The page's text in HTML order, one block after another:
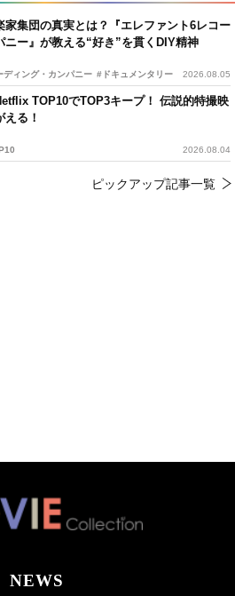
家集団の真実とは？『エレファント6レコー
ニー』が教える“好き”を貫くDIY精神
ィング・カンパニー #ドキュメンタリー 2026.08.05
TOP10でTOP3キープ！ 伝説的特撮映
る！
2026.08.04
ピックアップ記事一覧
NEWS